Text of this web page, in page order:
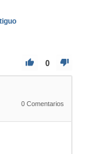
0
0 Comentarios